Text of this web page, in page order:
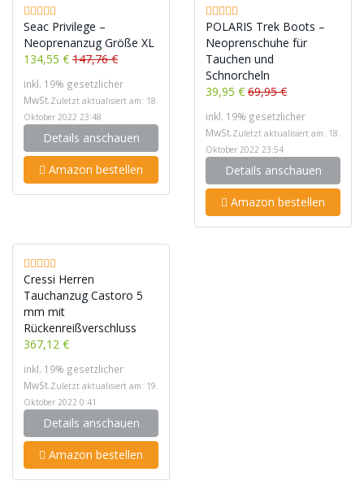
Seac Privilege –
Neoprenanzug Größe XL
134,55 € 147,76 €
inkl. 19% gesetzlicher
MwSt.Zuletzt aktualisiert am: 18.
Oktober 2022 23:48
Details anschauen
Amazon bestellen
POLARIS Trek Boots –
Neoprenschuhe für
Tauchen und
Schnorcheln
39,95 € 69,95 €
inkl. 19% gesetzlicher
MwSt.Zuletzt aktualisiert am: 18.
Oktober 2022 23:54
Details anschauen
Amazon bestellen
Cressi Herren
Tauchanzug Castoro 5
mm mit
Rückenreißverschluss
367,12 €
inkl. 19% gesetzlicher
MwSt.Zuletzt aktualisiert am: 19.
Oktober 2022 0:41
Details anschauen
Amazon bestellen